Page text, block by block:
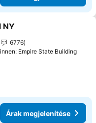
a kedvencekhez
NY
6776
Empire State Building
Árak megjelenítése